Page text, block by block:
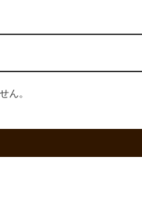
ん。